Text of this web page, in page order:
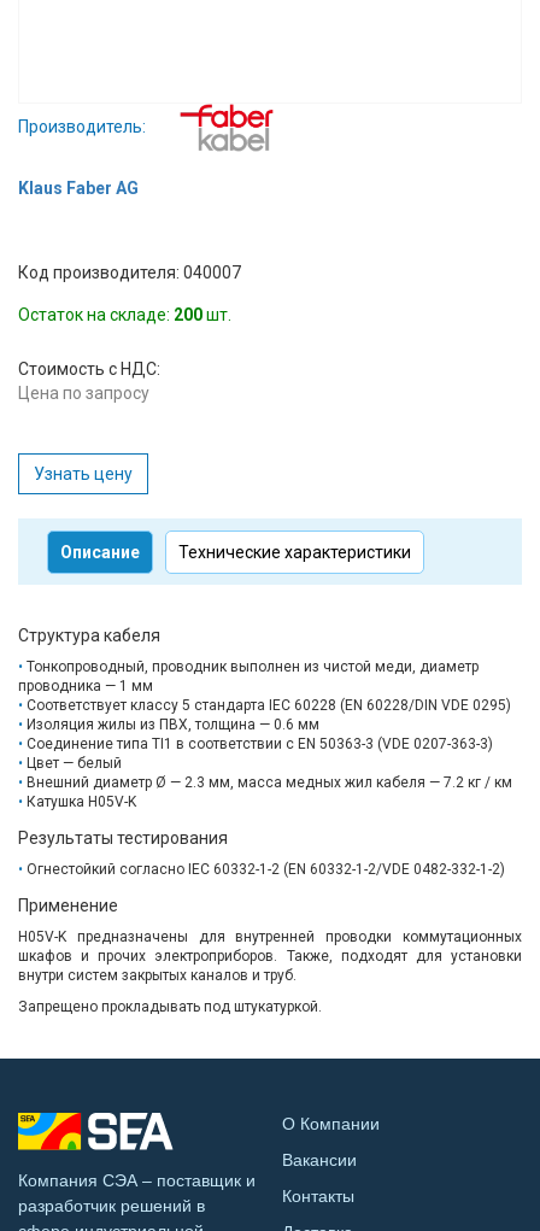
Производитель:
Klaus Faber AG
Код производителя: 040007
Остаток на складе: 200шт.
Стоимость с НДС:
Цена по запросу
Узнать цену
Описание Технические характеристики
Структура кабеля
Тонкопроводный, проводник выполнен из чистой меди, диаметр
проводника — 1 мм
Соответствует классу 5 стандарта IEC 60228 (EN 60228/DIN VDE 0295)
Изоляция жилы из ПВХ, толщина — 0.6 мм
Соединение типа TI1 в соответствии с EN 50363-3 (VDE 0207-363-3)
Цвет — белый
Внешний диаметр Ø — 2.3 мм, масса медных жил кабеля — 7.2 кг / км
Катушка H05V-K
Результаты тестирования
Огнестойкий согласно IEC 60332-1-2 (EN 60332-1-2/VDE 0482-332-1-2)
Применение
H05V-K предназначены для внутренней проводки коммутационных
шкафов и прочих электроприборов. Также, подходят для установки
внутри систем закрытых каналов и труб.
Запрещено прокладывать под штукатуркой.
Компания СЭА – поставщик и
разработчик решений в
О Компании
Вакансии
Контакты